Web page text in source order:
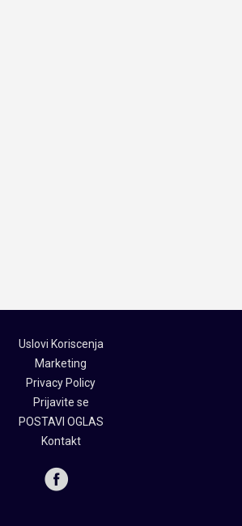
Uslovi Koriscenja
Marketing
Privacy Policy
Prijavite se
POSTAVI OGLAS
Kontakt